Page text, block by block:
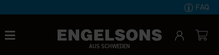
FAQ
AUS SCHWEDEN